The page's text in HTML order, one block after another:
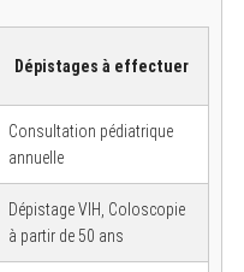
Dépistages à effectuer
Consultation pédiatrique
annuelle
Dépistage VIH, Coloscopie
à partir de 50 ans